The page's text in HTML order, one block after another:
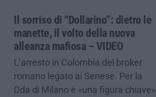
Il sorriso di “Dollarino”: dietro le
manette, il volto della nuova
alleanza mafiosa – VIDEO
L’arresto in Colombia del broker
romano legato ai Senese. Per la
Dda di Milano è «una figura chiave»